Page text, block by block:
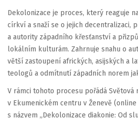
Dekolonizace je proces, který reaguje
církví a snaží se o jejich decentralizaci,
a autority západního křesťanství a
lokálním kulturám. Zahrnuje snahu o
větší zastoupení afrických, asijských a
teologů a odmítnutí západních norem
V rámci tohoto procesu pořádá Světová
v Ekumenickém centru v Ženevě
s názvem „Dekolonizace diakonie: Od